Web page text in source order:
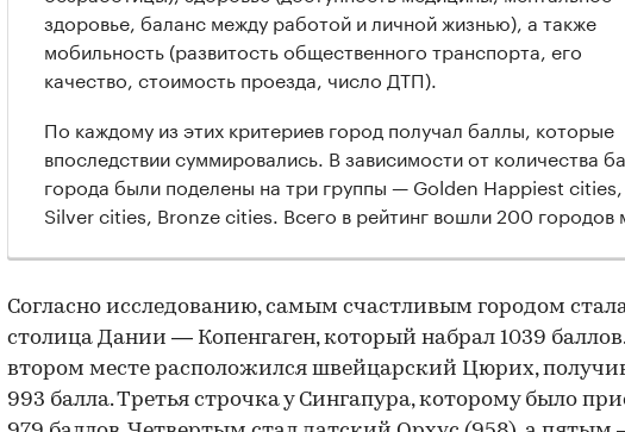
здоровье, баланс между работой и личной жизнью), а также
мобильность (развитость общественного транспорта, его
качество, стоимость проезда, число ДТП).
По каждому из этих критериев город получал баллы, которые
впоследствии суммировались. В зависимости от количества
города были поделены на три группы — Golden Happiest cities,
Silver cities, Bronze cities. Всего в рейтинг вошли 200 городов
Согласно исследованию, самым счастливым городом
столица Дании — Копенгаген, который набрал 1039
втором месте расположился швейцарский Цюрих,
993 балла. Третья строчка у Сингапура, которому было